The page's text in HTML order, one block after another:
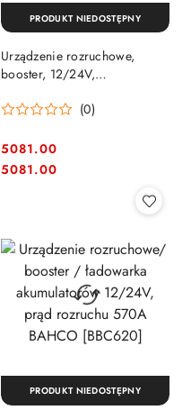
Urządzenie rozruchowe,
booster, 12/24V,
500A BAHCO [BBAGM1224-
(0)
Cena:
5081.00
Cena:
5081.00
PRODUKT NIEDOSTĘPNY
PRODUKT NIEDOSTĘPNY